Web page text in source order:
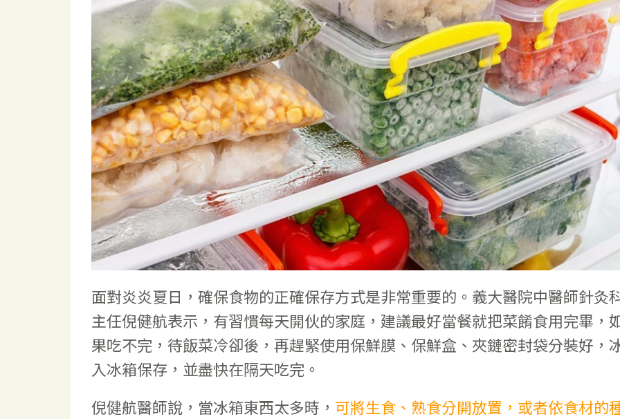
面對炎炎夏日，確保食物的正確保存方式是非常重要的。義大醫院中醫師針灸
主任倪健航表示，有習慣每天開伙的家庭，建議最好當餐就把菜餚食用完畢，
果吃不完，待飯菜冷卻後，再趕緊使用保鮮膜、保鮮盒、夾鏈密封袋分裝好，
入冰箱保存，並盡快在隔天吃完。
倪健航醫師說，當冰箱東西太多時， 可將生食、熟食分開放置，或者依食材的